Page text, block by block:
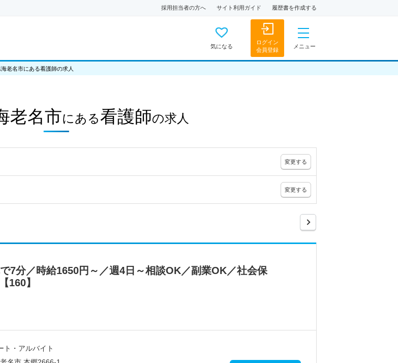
採用担当者の方へ サイト利用ガイド 履歴書を作成する
気になる
ログイン
会員登録
メニュー
老名市にある看護師の求人
老名市にある看護師の求人
変更する
変更する
7分／時給1650円～／週4日～相談OK／副業OK／社会保
160】
ト・アルバイト